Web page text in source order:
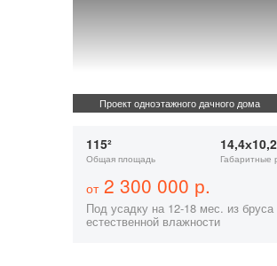
Проект одноэтажного дачного дома
115²
Общая площадь Габаритные
от2 300 000 р.
Под усадку на 12-18 мес. из бруса
естественной влажности